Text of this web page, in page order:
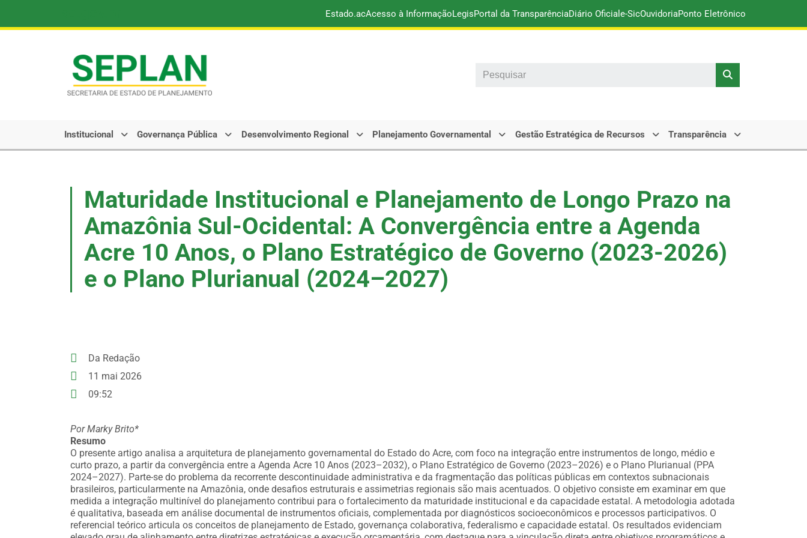
Pular
Estado.acAcesso à InformaçãoLegisPortal da TransparênciaDiário Oficial e-SicOuvidoriaPonto Eletrônico
Search
Institucional Governança Pública Desenvolvimento Regional Planejamento Governamental Gestão Estratégica de Recursos Transparência
Maturidade Institucional e Planejamento de Longo Prazo na
Amazônia Sul-Ocidental: A Convergência entre a Agenda
Acre 10 Anos, o Plano Estratégico de Governo (2023-2026)
e o Plano Plurianual (2024–2027)
Da Redação
11 mai 2026
09:52
Por Marky Brito*
Resumo
O presente artigo analisa a arquitetura de planejamento governamental do Estado do Acre, com foco na integração entre instrumentos de longo, médio e
curto prazo, a partir da convergência entre a Agenda Acre 10 Anos (2023–2032), o Plano Estratégico de Governo (2023–2026) e o Plano Plurianual (PPA
2024–2027). Parte-se do problema da recorrente descontinuidade administrativa e da fragmentação das políticas públicas em contextos subnacionais
brasileiros, particularmente na Amazônia, onde desafios estruturais e assimetrias regionais são mais acentuados. O objetivo consiste em examinar em que
medida a integração multinível do planejamento contribui para o fortalecimento da maturidade institucional e da capacidade estatal. A metodologia adotada
é qualitativa, baseada em análise documental de instrumentos oficiais, complementada por diagnósticos socioeconômicos e processos participativos. O
referencial teórico articula os conceitos de planejamento de Estado, governança colaborativa, federalismo e capacidade estatal. Os resultados evidenciam